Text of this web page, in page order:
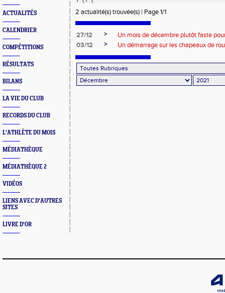
ACTUALITÉS
CALENDRIER
COMPÉTITIONS
RÉSULTATS
BILANS
LA VIE DU CLUB
RECORDS DU CLUB
L'ATHLÈTE DU MOIS
MÉDIATHÈQUE
MÉDIATHÈQUE 2
VIDÉOS
LIENS AVEC D'AUTRES
SITES
LIVRE D'OR
2 actualité(s) trouvée(s) | Page 1/1
27/12 >
Un mois de décembre plutôt faste
03/12
> Un démarrage sur les chapeaux de